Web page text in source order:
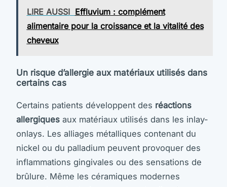
LIRE AUSSI Effluvium : complément
alimentaire pour la croissance et la vitalité des
cheveux
Un risque d’allergie aux matériaux utilisés dans
certains cas
Certains patients développent des réactions
allergiques aux matériaux utilisés dans les inlay-
onlays. Les alliages métalliques contenant du
nickel ou du palladium peuvent provoquer des
inflammations gingivales ou des sensations de
brûlure. Même les céramiques modernes